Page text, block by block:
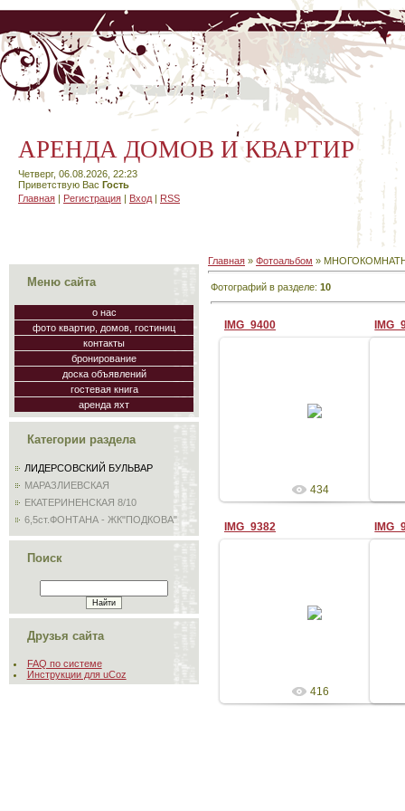
АРЕНДА ДОМОВ И КВАРТИР
Четверг, 06.08.2026, 22:23
Приветствую Вас Гость
Главная | Регистрация | Вход | RSS
Меню сайта
о нас
фото квартир, домов, гостиниц
контакты
бронирование
доска объявлений
гостевая книга
аренда яхт
Категории раздела
ЛИДЕРСОВСКИЙ БУЛЬВАР
МАРАЗЛИЕВСКАЯ
ЕКАТЕРИНЕНСКАЯ 8/10
6,5ст.ФОНТАНА - ЖК"ПОДКОВА"
Поиск
Друзья сайта
FAQ по системе
Инструкции для uCoz
Главная » Фотоальбом »
Фотографий в разделе: 10
IMG_9400
434
IMG_9382
416